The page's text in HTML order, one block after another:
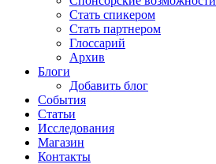
Стать спикером
Стать партнером
Глоссарий
Архив
Блоги
Добавить блог
События
Статьи
Исследования
Магазин
Контакты